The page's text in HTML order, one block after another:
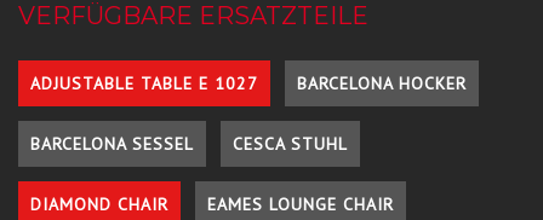
VERFÜGBARE ERSATZTEILE
ADJUSTABLE TABLE E 1027 BARCELONA HOCKER
BARCELONA SESSEL CESCA STUHL
DIAMOND CHAIR EAMES LOUNGE CHAIR